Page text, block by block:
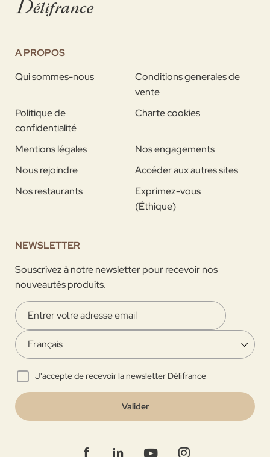
A PROPOS
Qui sommes-nous
Conditions generales de
vente
Politique de
confidentialité
Charte cookies
Mentions légales
Nos engagements
Nous rejoindre
Accéder aux autres sites
Nos restaurants
Exprimez-vous
(Éthique)
NEWSLETTER
Souscrivez à notre newsletter pour recevoir nos
nouveautés produits.
J'accepte de recevoir la newsletter Délifrance
Valider